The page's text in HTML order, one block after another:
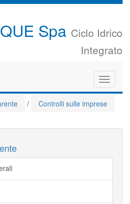
Spa Ciclo Idrico
Integrato
Toggle
/ Controlli sulle imprese